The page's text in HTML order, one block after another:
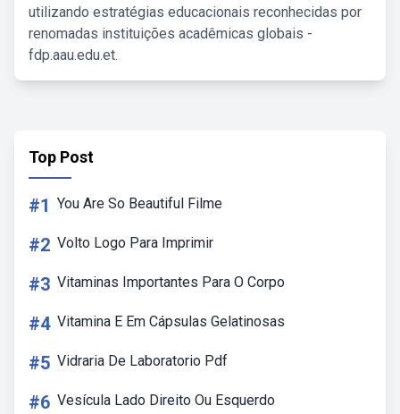
utilizando estratégias educacionais reconhecidas por
renomadas instituições acadêmicas globais -
fdp.aau.edu.et.
Top Post
#1 You Are So Beautiful Filme
#2 Volto Logo Para Imprimir
#3 Vitaminas Importantes Para O Corpo
#4 Vitamina E Em Cápsulas Gelatinosas
#5 Vidraria De Laboratorio Pdf
#6 Vesícula Lado Direito Ou Esquerdo